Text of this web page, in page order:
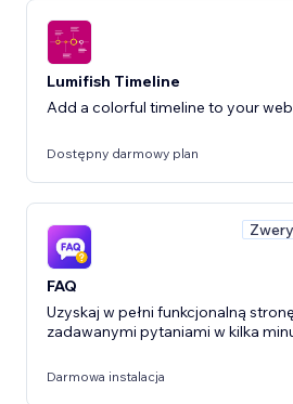
Lumifish Timeline
Add a colorful timeline to your
Dostępny darmowy plan
FAQ
Uzyskaj w pełni funkcjonalną
zadawanymi pytaniami w kilka
Darmowa instalacja